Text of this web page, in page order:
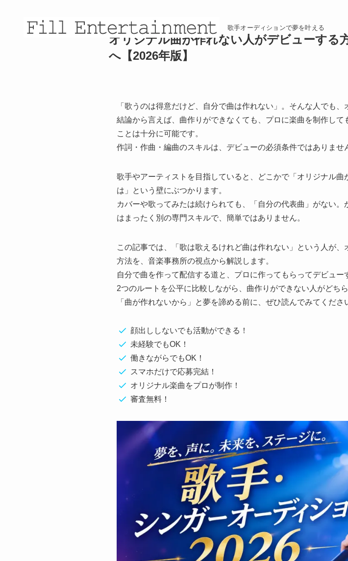
歌手オーディションで夢を叶える
オリジナル曲が作れない人がデビューする
へ【2026年版】
「歌うのは得意だけど、自分で曲は作れない」。そんな人でも
結論から言えば、曲作りができなくても、プロに楽曲を制作し
ことは十分に可能です。
作詞・作曲・編曲のスキルは、デビューの必須条件ではありませ
歌手やアーティストを目指していると、どこかで「オリジナル
は」という壁にぶつかります。
カバーや歌ってみたは続けられても、「自分の代表曲」がない
はまったく別の専門スキルで、簡単ではありません。
この記事では、「歌は歌えるけれど曲は作れない」という人が
方法を、音楽事務所の視点から解説します。
自分で曲を作って配信する道と、プロに作ってもらってデビュー
2つのルートを公平に比較しながら、曲作りができない人がどち
「曲が作れないから」と夢を諦める前に、ぜひ読んでみてくださ
顔出ししないでも活動ができる！
未経験でもOK！
働きながらでもOK！
スマホだけで応募完結！
オリジナル楽曲をプロが制作！
審査無料！